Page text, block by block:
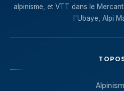
alpinisme, et VTT dans le
l'Ubaye, Alpi